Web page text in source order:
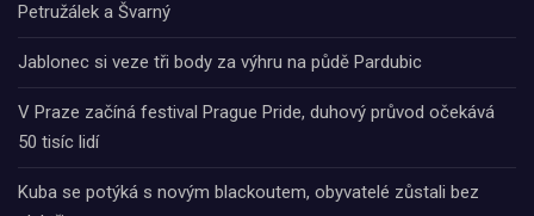
Petružálek a Švarný
Jablonec si veze tři body za výhru na půdě Pardubic
V Praze začíná festival Prague Pride, duhový průvod očekává
50 tisíc lidí
Kuba se potýká s novým blackoutem, obyvatelé zůstali bez